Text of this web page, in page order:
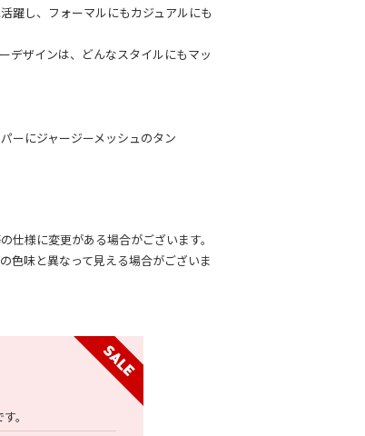
躍し、フォーマルにもカジュアルにも
デザインは、どんなスタイルにもマッ
ーにジャージーメッシュのタン
様に変更がある場合がございます。
色味と異なって見える場合がございま
。